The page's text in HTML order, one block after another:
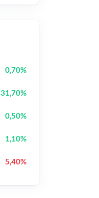
0,70%
31,70%
0,50%
1,10%
5,40%